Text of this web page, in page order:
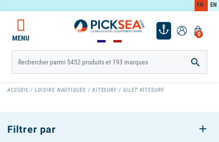
FR EN
0
MENU

ACCUEIL LOISIRS NAUTIQUES KITESURF GILET KITESURF
Filtrer par